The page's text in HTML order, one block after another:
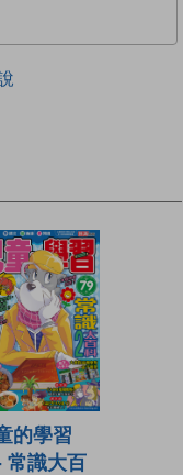
的學習
常識大百